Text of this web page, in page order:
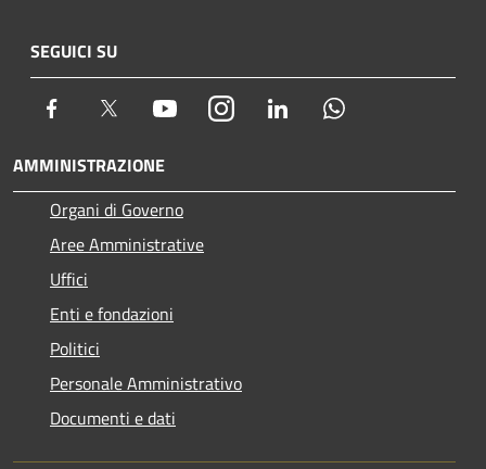
SEGUICI SU
Facebook Twitter YoutubeInstagram LinkedIn
AMMINISTRAZIONE
Organi di Governo
Aree Amministrative
Uffici
Enti e fondazioni
Politici
Personale Amministrativo
Documenti e dati